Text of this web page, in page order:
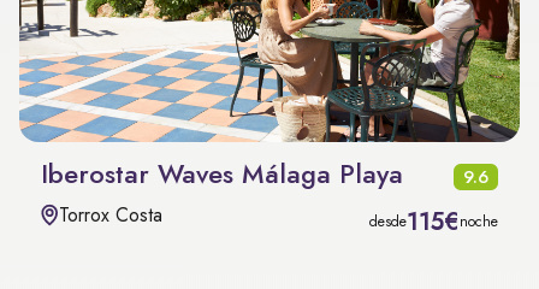
Iberostar Waves Málaga Playa 9.6
Torrox Costa desde115€noche